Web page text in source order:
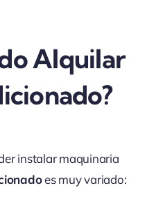
Alquilar
instalar maquinaria
es muy variado: